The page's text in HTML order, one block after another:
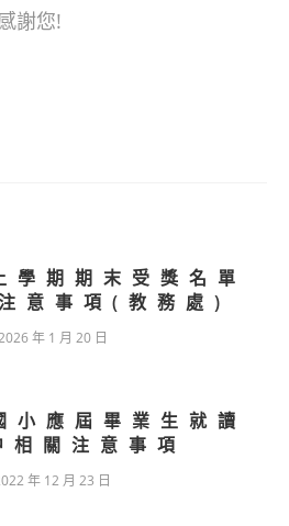
謝您!
期期末受獎名單
意事項(教務處)
年 1 月 20 日
應屆畢業生就讀
相關注意事項
年 12 月 23 日